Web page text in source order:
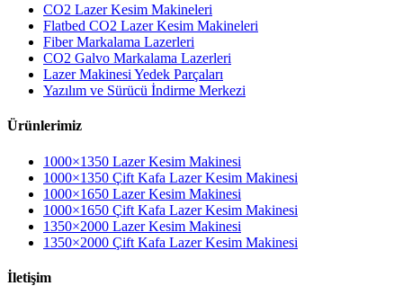
CO2 Lazer Kesim Makineleri
Flatbed CO2 Lazer Kesim Makineleri
Fiber Markalama Lazerleri
CO2 Galvo Markalama Lazerleri
Lazer Makinesi Yedek Parçaları
Yazılım ve Sürücü İndirme Merkezi
Ürünlerimiz
1000×1350 Lazer Kesim Makinesi
1000×1350 Çift Kafa Lazer Kesim Makinesi
1000×1650 Lazer Kesim Makinesi
1000×1650 Çift Kafa Lazer Kesim Makinesi
1350×2000 Lazer Kesim Makinesi
1350×2000 Çift Kafa Lazer Kesim Makinesi
İletişim